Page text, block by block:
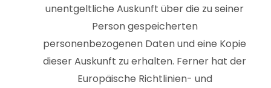
unentgeltliche Auskunft über die zu seiner
Person gespeicherten
personenbezogenen Daten und eine Kopie
dieser Auskunft zu erhalten. Ferner hat der
Europäische Richtlinien- und